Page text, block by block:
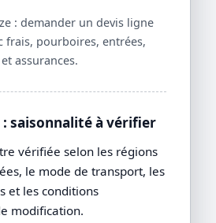
: demander un devis ligne
frais, pourboires, entrées,
assurances.
saisonnalité à vérifier
vérifiée selon les régions
le mode de transport, les
et les conditions
modification.